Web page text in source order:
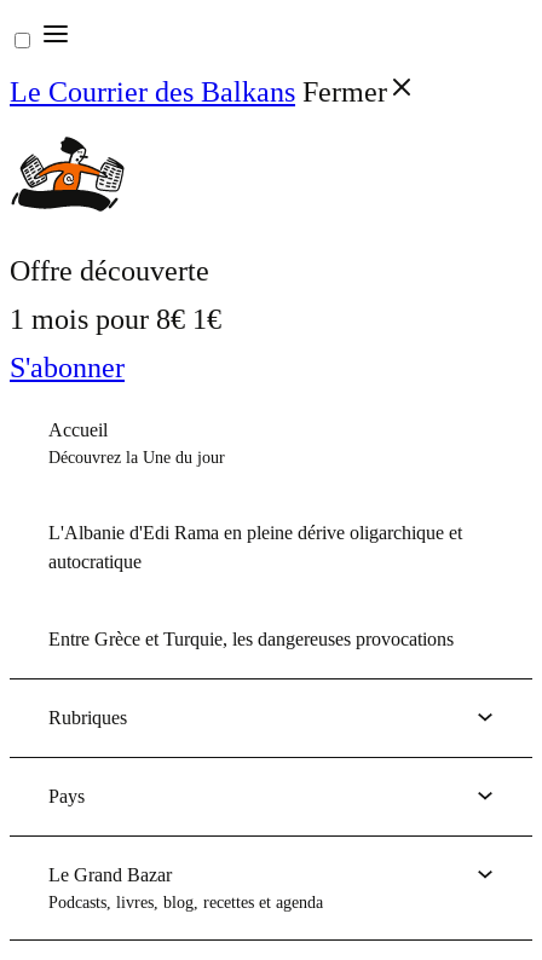
Aller
au
contenu
Le Courrier des Balkans Fermer
Offre découverte
1 mois pour 8€ 1€
S'abonner
Accueil
Découvrez la Une du jour
L'Albanie d'Edi Rama en pleine dérive oligarchique et
autocratique
Entre Grèce et Turquie, les dangereuses provocations
Rubriques
Pays
Le Grand Bazar
Podcasts, livres, blog, recettes et agenda